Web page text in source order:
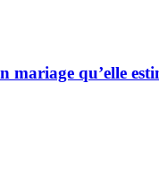
qu’elle